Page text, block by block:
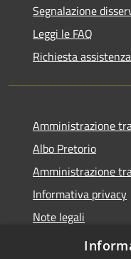
Segnalazione
Leggi le FAQ
Richiesta assistenza
Amministrazione
Albo Pretorio
Amministrazione
Informativa privacy
Note legali
Dichiarazione di